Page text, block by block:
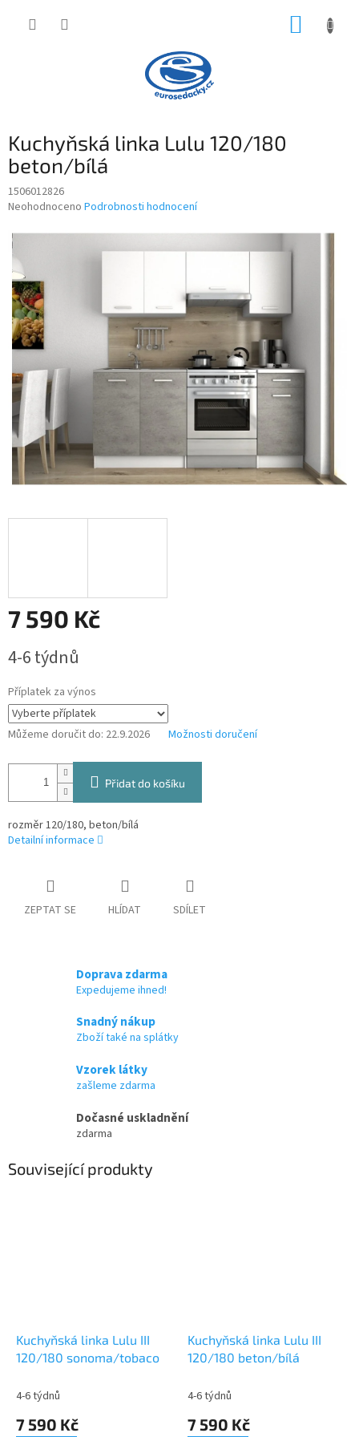
Kuchyňská linka Lulu 120/180
beton/bílá
1506012826
Průměrné
produktu
je
0,0
z
5
hvězdiček.
Neohodnoceno Podrobnosti hodnocení
7 590 Kč
cena:
4-6 týdnů
Příplatek za výnos
Můžeme doručit do: 22.9.2026 Možnosti doručení
Přidat do košíku
rozměr 120/180, beton/bílá
Detailní informace
ZEPTAT SE HLÍDAT SDÍLET
Doprava zdarma
Expedujeme ihned!
Snadný nákup
Zboží také na splátky
Vzorek látky
zašleme zdarma
Dočasné uskladnění
zdarma
Související produkty
Kuchyňská linka Lulu III
120/180 sonoma/tobaco
4-6 týdnů
7 590 Kč
Kuchyňská linka Lulu III
120/180 beton/bílá
4-6 týdnů
7 590 Kč